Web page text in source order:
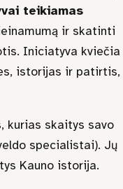
teikiamas
ir skatinti
Iniciatyva kviečia
istorijas ir patirtis,
kurias skaitys savo
specialistai). Jų
Kauno istorija.